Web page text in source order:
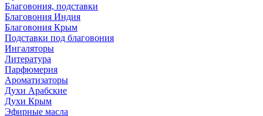
Благовония, подставки
Благовония Индия
Благовония Крым
Подставки под благовония
Ингаляторы
Литература
Парфюмерия
Ароматизаторы
Духи Арабские
Духи Крым
Эфирные масла